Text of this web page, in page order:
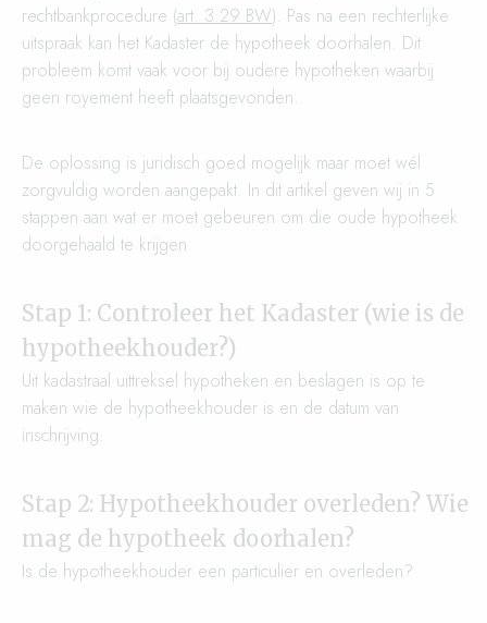
rechtbankprocedure (art. 3:29 BW). Pas na een rechterlijke
uitspraak kan het Kadaster de hypotheek doorhalen. Dit
probleem komt vaak voor bij oudere hypotheken waarbij
geen royement heeft plaatsgevonden.
De oplossing is juridisch goed mogelijk maar moet wél
zorgvuldig worden aangepakt. In dit artikel geven wij in 5
stappen aan wat er moet gebeuren om die oude hypotheek
doorgehaald te krijgen.
Stap 1: Controleer het Kadaster (wie is de
hypotheekhouder?)
Uit kadastraal uittreksel hypotheken en beslagen is op te
maken wie de hypotheekhouder is en de datum van
inschrijving.
Stap 2: Hypotheekhouder overleden? Wie
mag de hypotheek doorhalen?
Is de hypotheekhouder een particulier en overleden?